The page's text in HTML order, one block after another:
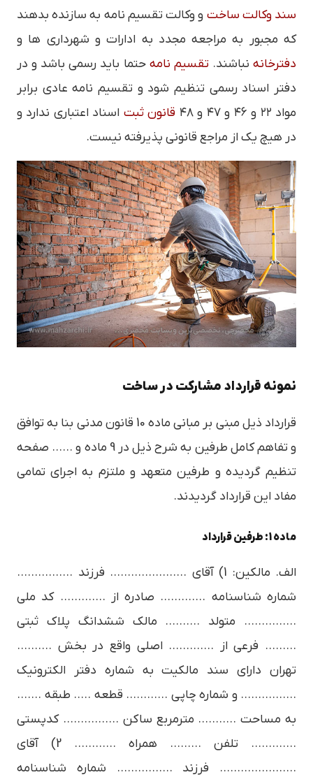
سند وکالت ساخت و وکالت تقسیم نامه به سازنده بدهند
که مجبور به مراجعه مجدد به ادارات و شهرداری ها و
دفترخانهنباشند.تقسیم نامه حتما باید رسمی باشد و در
دفتر اسناد رسمی تنظیم شود و تقسیم نامه عادی برابر
مواد ۲۲ و ۴۶ و ۴۷ و ۴۸
قانون ثبت اسناد اعتباری ندارد و
در هیچ یک از مراجع قانونی پذیرفته نیست.
نمونه قرارداد مشارکت در ساخت
قرارداد ذیل مبنی بر مبانی ماده 10 قانون مدنی بنا به توافق
و تفاهم کامل طرفین به شرح ذیل در 9 ماده و …… صفحه
تنظیم گردیده و طرفین متعهد و ملتزم به اجرای تمامی
مفاد این قرارداد گردیدند.
ماده 1: طرفین قرارداد
الف. مالکین: 1) آقای …………………. فرزند …………….
شماره شناسنامه …………. صادره از …………. کد ملی
…………… متولد ………. مالک ششدانگ پلاک ثبتی
……… فرعی از …………. اصلی واقع در بخش ……….
تهران دارای سند مالکیت به شماره دفتر الکترونیک
……………. و شماره چاپی ………… قطعه ….. طبقه …….
به مساحت ……….. مترمربع ساکن ……………. کدپستی
…………. تلفن ……… همراه ………… 2) آقای
…………………. فرزند ……………. شماره شناسنامه